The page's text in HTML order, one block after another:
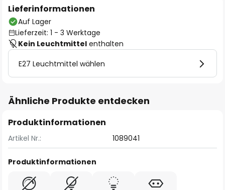
Lieferinformationen
Auf Lager
Lieferzeit: 1 - 3 Werktage
Kein Leuchtmittel enthalten
E27 Leuchtmittel wählen
Ähnliche Produkte entdecken
Produktinformationen
Artikel Nr.: 1089041
Produktinformationen